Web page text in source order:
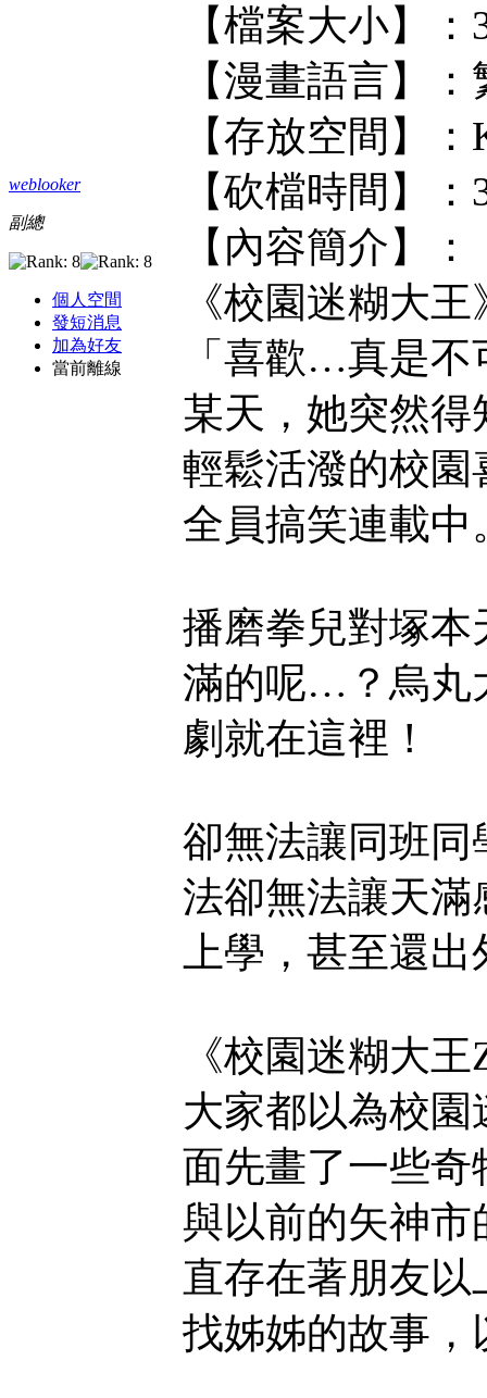
weblooker
副總
個人空間
發短消息
加為好友
當前離線
【檔案大小】：
【漫畫語言】
【存放空間】
【砍檔時間】
【內容簡介】：
《校園迷糊大王
「喜歡…真是
某天，她突然
輕鬆活潑的校
全員搞笑連載
播磨拳兒對塚
滿的呢…？烏丸
劇就在這裡！
卻無法讓同班
法卻無法讓天
上學，甚至還
《校園迷糊大王
大家都以為校
面先畫了一些
與以前的矢神
直存在著朋友
找姊姊的故事